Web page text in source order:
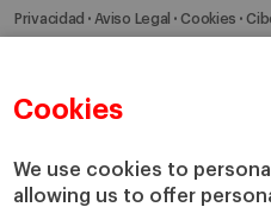
Cookies
We use cookies to
allowing us to offer
Privacidad Aviso Legal Cookies